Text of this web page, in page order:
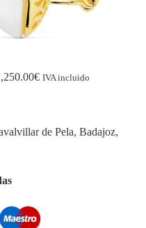
€ IVA incluido
de Pela, Badajoz,